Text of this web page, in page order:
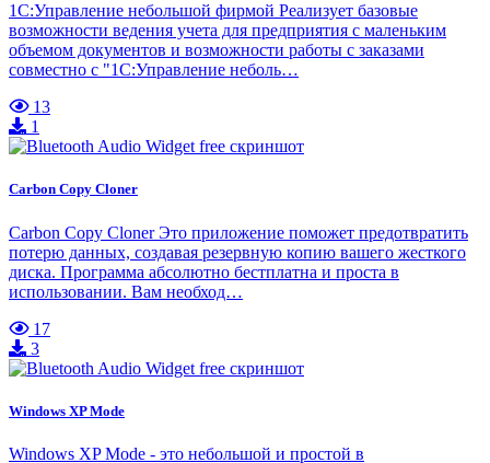
1С:Управление небольшой фирмой Реализует базовые
возможности ведения учета для предприятия с маленьким
объемом документов и возможности работы с заказами
совместно с "1С:Управление неболь…
13
1
Carbon Copy Cloner
Carbon Copy Cloner Это приложение поможет предотвратить
потерю данных, создавая резервную копию вашего жесткого
диска. Программа абсолютно бестплатна и проста в
использовании. Вам необход…
17
3
Windows XP Mode
Windows XP Mode - это небольшой и простой в